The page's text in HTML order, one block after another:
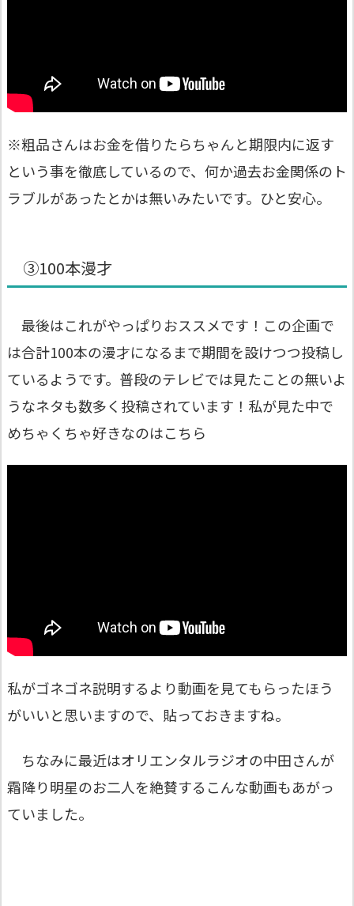
※粗品さんはお金を借りたらちゃんと期限内に返す
という事を徹底しているので、何か過去お金関係のト
ラブルがあったとかは無いみたいです。ひと安心。
③100本漫才
最後はこれがやっぱりおススメです！この企画で
は合計100本の漫才になるまで期間を設けつつ投稿し
ているようです。普段のテレビでは見たことの無いよ
うなネタも数多く投稿されています！私が見た中で
めちゃくちゃ好きなのはこちら
私がゴネゴネ説明するより動画を見てもらったほう
がいいと思いますので、貼っておきますね。
ちなみに最近はオリエンタルラジオの中田さんが
霜降り明星のお二人を絶賛するこんな動画もあがっ
ていました。